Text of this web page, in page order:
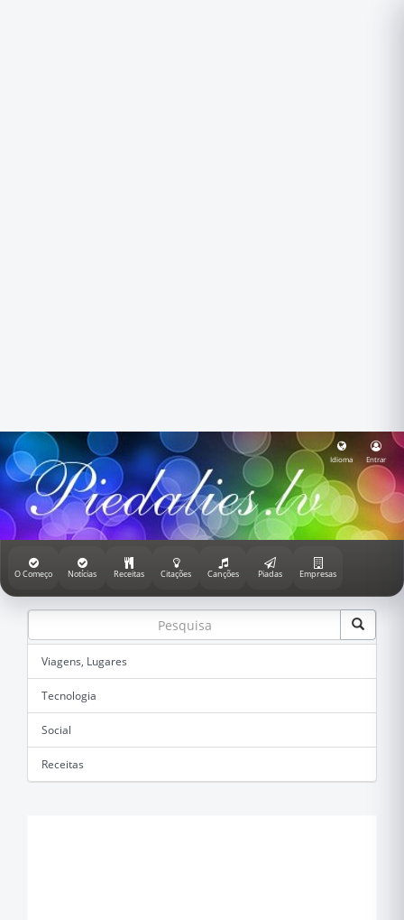
Idioma Entrar
O Começo Notícias Receitas Citações Canções Piadas Empresas
Viagens, Lugares
Tecnologia
Social
Receitas